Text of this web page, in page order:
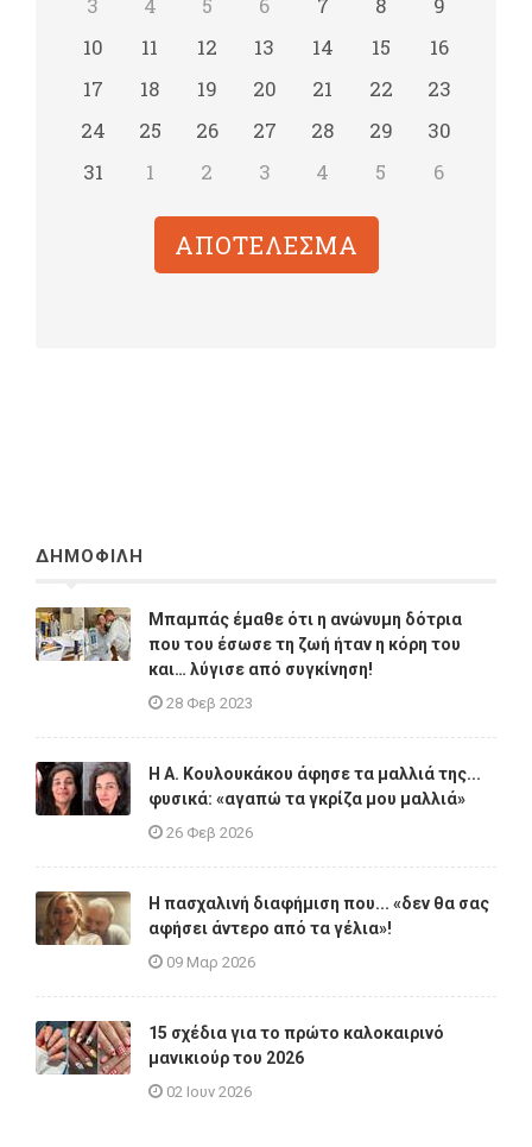
10
11 12 13 14 15
16
17
18 19 20 21 22
23
24
25 26 27 28 29
30
31
1 2 3 4 5 6
ΔΗΜΟΦΙΛΗ
Μπαμπάς έμαθε ότι η ανώνυμη δότρια
που του έσωσε τη ζωή ήταν η κόρη του
και… λύγισε από συγκίνηση!
28 Φεβ 2023
Η A. Κουλουκάκου άφησε τα μαλλιά της...
φυσικά: «αγαπώ τα γκρίζα μου μαλλιά»
26 Φεβ 2026
Η πασχαλινή διαφήμιση που... «δεν θα σας
αφήσει άντερο από τα γέλια»!
09 Μαρ 2026
15 σχέδια για το πρώτο καλοκαιρινό
μανικιούρ του 2026
02 Ιουν 2026